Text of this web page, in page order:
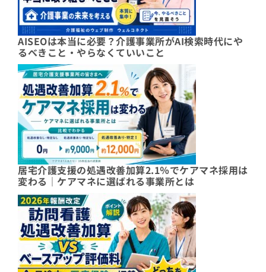
AISEOは本当に必要？介護事業所がAI検索時代にや
るべきこと・やらなくていいこと
居宅介護支援の処遇改善加算2.1％でケアマネ採用は
変わる｜ケアマネに選ばれる事業所とは